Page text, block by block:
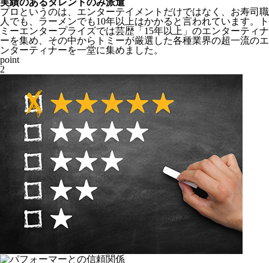
プロというのは、エンターテイメントだけではなく、お寿司職
人でも、ラーメンでも10年以上はかかると言われています。ト
ミーエンタープライズでは芸歴「 15年以上 」のエンターティナ
ーを集め、その中からトミーが厳選した各種業界の超一流のエ
ンターティナーを一堂に集めました。
point
2